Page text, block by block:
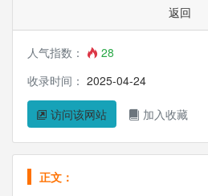
返回
人气指数：
28
收录时间： 2025-04-24
访问该网站 加入收藏
正文：